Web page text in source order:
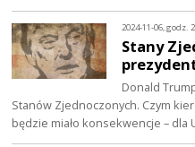
2024-11-06, godz.
Stany
Donald
Stanów Zjednoczonych. Czym
będzie miało konsekwencje – dla